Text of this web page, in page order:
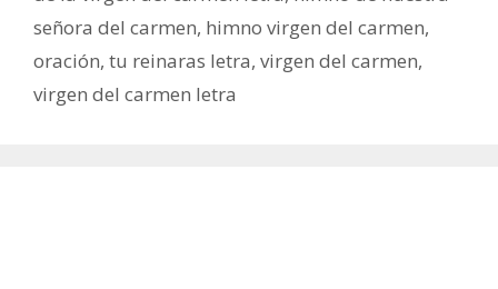
señora del carmen, himno virgen del carmen,
oración, tu reinaras letra, virgen del carmen,
virgen del carmen letra